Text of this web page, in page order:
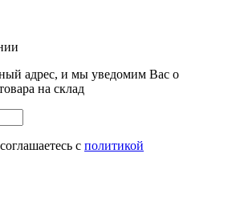
адрес, и мы уведомим Вас о
на склад
с политикой